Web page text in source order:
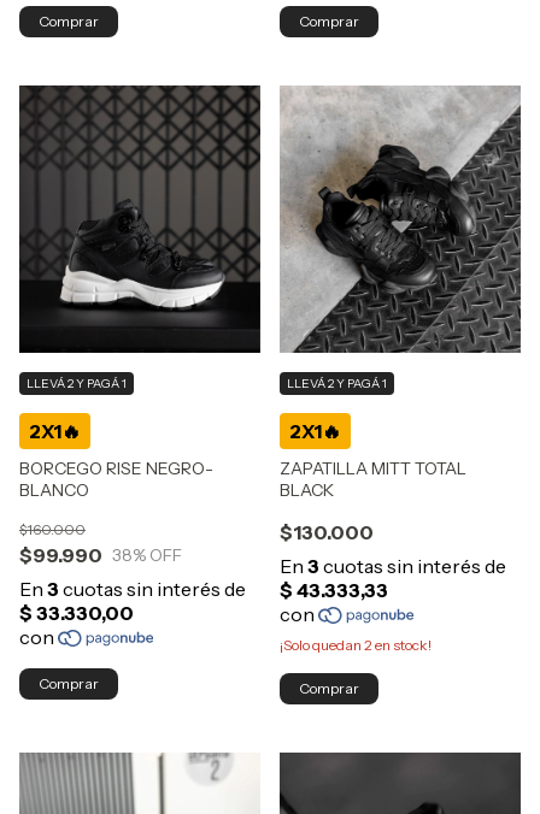
Comprar Comprar
BORCEGO RISE NEGRO-
BLANCO
$99.990
$160.000
38% OFF
LLEVÁ 2 Y PAGÁ 1
Comprar
ZAPATILLA MITT TOTAL
BLACK
$130.000
LLEVÁ 2 Y PAGÁ 1
¡Solo quedan 2 en stock!
Comprar